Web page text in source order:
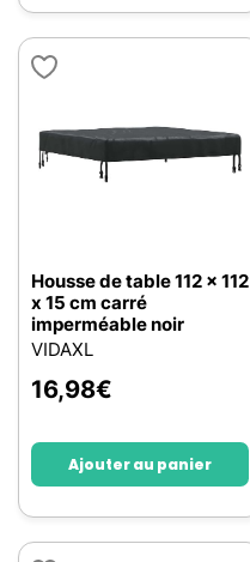
Housse de table 112 x 112
x 15 cm carré
imperméable noir
VIDAXL
16,98€
Ajouter au panier